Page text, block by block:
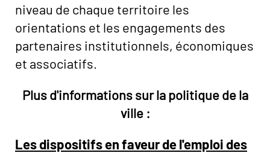
niveau de chaque territoire les
orientations et les engagements des
partenaires institutionnels, économiques
et associatifs.
Plus d'informations sur la politique de la
ville :
Les dispositifs en faveur de l'emploi des